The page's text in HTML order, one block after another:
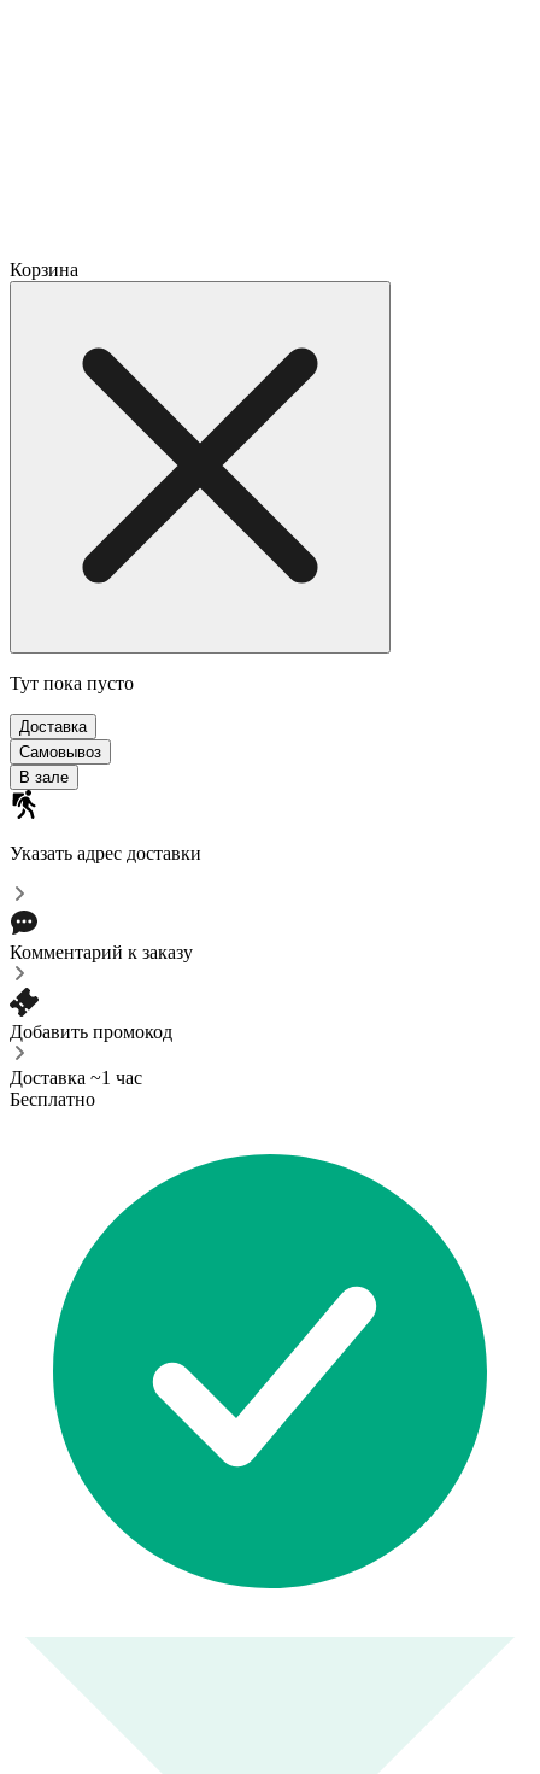
Корзина
Тут пока пусто
Доставка
Самовывоз
В зале
Указать адрес доставки
Комментарий к заказу
Добавить промокод
Доставка ~1 час
Бесплатно